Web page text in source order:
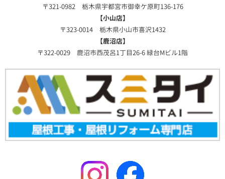
〒321-0982 栃木県宇都宮市御幸ケ原町136-176
【小山店】
〒323-0014 栃木県小山市喜沢1432
【鹿沼店】
〒322-0029 鹿沼市西茂呂1丁目26-6 緑台Mビル1階